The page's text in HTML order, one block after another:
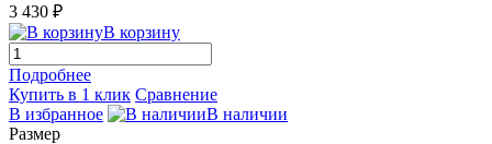
3 430 ₽
В корзину
Подробнее
Купить в 1 клик Сравнение
В избранное
В наличии
Размер